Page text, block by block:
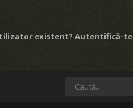
existent? Autentifică-te